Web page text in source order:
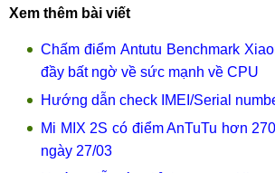
Xem thêm bài viết
Chấm điểm Antutu Benchmark
đầy bất ngờ về sức mạnh về CPU
Hướng dẫn check IMEI/Serial
Mi MIX 2S có điểm AnTuTu hơn
ngày 27/03